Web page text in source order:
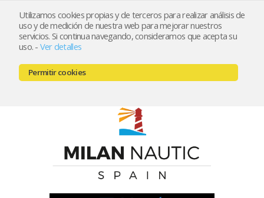
Utilizamos cookies propias y de terceros para realizar análisis de
uso y de medición de nuestra web para mejorar nuestros
servicios. Si continua navegando, consideramos que acepta su
uso. - Ver detalles
Permitir cookies
Registrarse Mi cuenta
666521122 // 654999333